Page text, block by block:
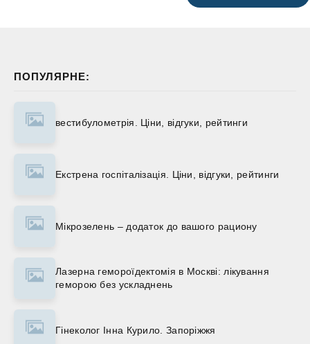
ПОПУЛЯРНЕ:
вестибулометрія. Ціни, відгуки, рейтинги
Екстрена госпіталізація. Ціни, відгуки, рейтинги
Мікрозелень – додаток до вашого рациону
Лазерна гемороїдектомія в Москві: лікування
геморою без ускладнень
Гінеколог Інна Курило. Запоріжжя